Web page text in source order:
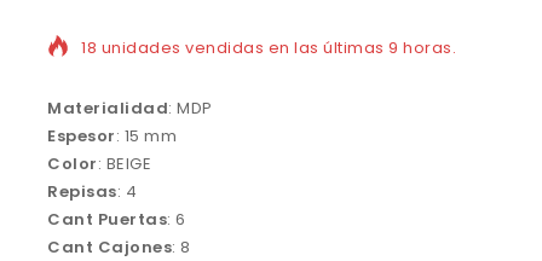
18 unidades vendidas en las últimas 9 horas.
Materialidad: MDP
Espesor: 15 mm
Color: BEIGE
Repisas: 4
Cant Puertas: 6
Cant Cajones: 8